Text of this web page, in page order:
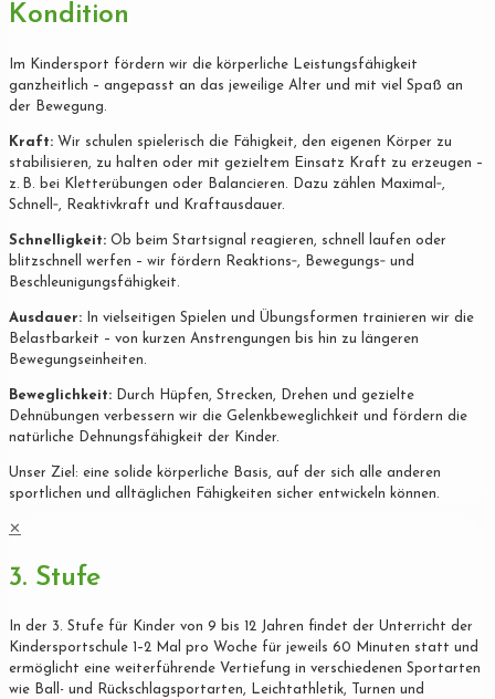
Kondition
Im Kindersport fördern wir die körperliche Leistungsfähigkeit
ganzheitlich – angepasst an das jeweilige Alter und mit viel Spaß an
der Bewegung.
Kraft: Wir schulen spielerisch die Fähigkeit, den eigenen Körper zu
stabilisieren, zu halten oder mit gezieltem Einsatz Kraft zu erzeugen –
z. B. bei Kletterübungen oder Balancieren. Dazu zählen Maximal‐,
Schnell‐, Reaktivkraft und Kraftausdauer.
Schnelligkeit: Ob beim Startsignal reagieren, schnell laufen oder
blitzschnell werfen – wir fördern Reaktions‐, Bewegungs‐ und
Beschleunigungsfähigkeit.
Ausdauer: In vielseitigen Spielen und Übungsformen trainieren wir die
Belastbarkeit – von kurzen Anstrengungen bis hin zu längeren
Bewegungseinheiten.
Beweglichkeit: Durch Hüpfen, Strecken, Drehen und gezielte
Dehnübungen verbessern wir die Gelenkbeweglichkeit und fördern die
natürliche Dehnungsfähigkeit der Kinder.
Unser Ziel: eine solide körperliche Basis, auf der sich alle anderen
sportlichen und alltäglichen Fähigkeiten sicher entwickeln können.
✕
3. Stufe
In der 3. Stufe für Kinder von 9 bis 12 Jahren findet der Unterricht der
Kindersportschule 1–2 Mal pro Woche für jeweils 60 Minuten statt und
ermöglicht eine weiterführende Vertiefung in verschiedenen Sportarten
wie Ball- und Rückschlagsportarten, Leichtathletik, Turnen und